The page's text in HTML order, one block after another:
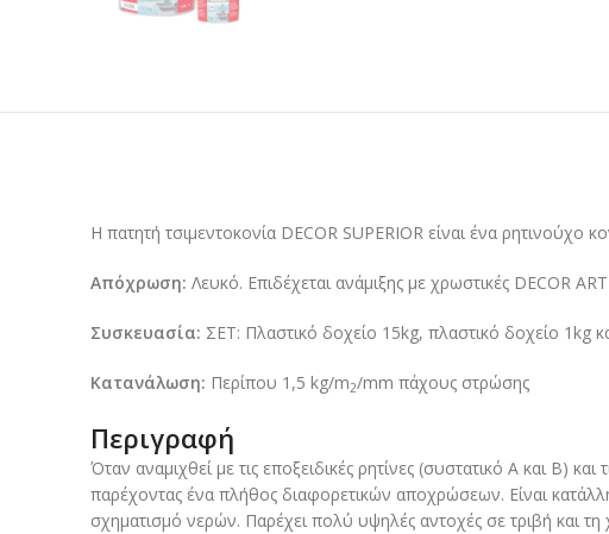
Η πατητή τσιμεντοκονία DECOR SUPERIOR είναι ένα
Απόχρωση: Λευκό. Επιδέχεται ανάμιξης με χρωστικές DECOR
Συσκευασία: ΣΕΤ: Πλαστικό δοχείο 15kg, πλαστικό δοχείο 1kg
Κατανάλωση: Περίπου 1,5 kg/m2/mm πάχους στρώσης
Περιγραφή
Όταν αναμιχθεί με τις εποξειδικές ρητίνες (συστατικό Α και Β)
παρέχοντας ένα πλήθος διαφορετικών αποχρώσεων. Είναι
σχηματισμό νερών. Παρέχει πολύ υψηλές αντοχές σε τριβή και